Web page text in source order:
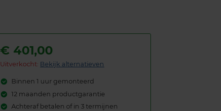
€ 401,00
Uitverkocht: Bekijk alternatieven
Binnen 1 uur gemonteerd
12 maanden productgarantie
Achteraf betalen of in 3 termijnen